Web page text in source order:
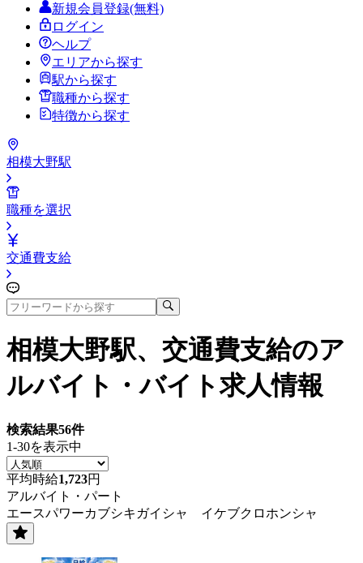
新規会員登録(無料)
ログイン
ヘルプ
エリアから探す
駅から探す
職種から探す
特徴から探す
相模大野駅
職種を選択
交通費支給
相模大野駅、交通費支給のア
ルバイト・バイト求人情報
検索結果56件
1-30を表示中
平均時給1,723円
アルバイト・パート
エースパワーカブシキガイシャ イケブクロホンシャ